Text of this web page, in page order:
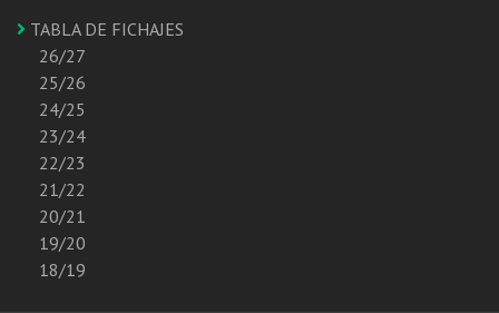
TABLA DE FICHAJES
26/27
25/26
24/25
23/24
22/23
21/22
20/21
19/20
18/19